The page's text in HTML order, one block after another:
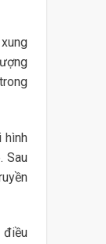
hình
Sau
điều